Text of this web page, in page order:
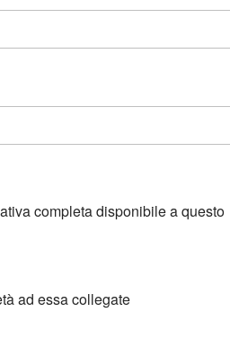
completa disponibile a questo
ad essa collegate